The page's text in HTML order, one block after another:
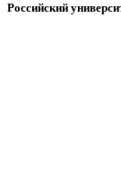
Российский